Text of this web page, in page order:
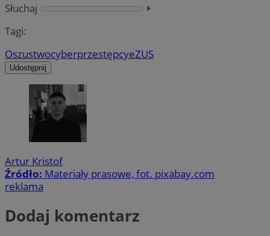
Słuchaj
⏵︎
Tagi:
OszustwocyberprzestępcyeZUS
Udostępnij
Artur Kristof
Źródło: Materiały prasowe, fot. pixabay.com
reklama
Dodaj komentarz